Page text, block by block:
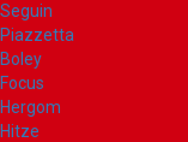
Seguin
Piazzetta
Boley
Focus
Hergom
Hitze